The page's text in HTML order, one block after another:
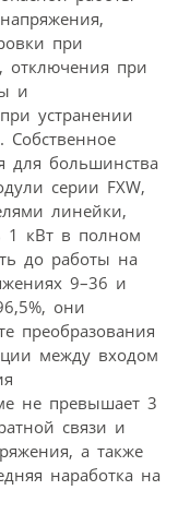
при
при
и
устранении
Собственное
для большинства
серии FXW,
линейки,
1 кВт в полном
до работы на
9–36 и
они
преобразования
между входом
не превышает 3
связи и
а также
наработка на